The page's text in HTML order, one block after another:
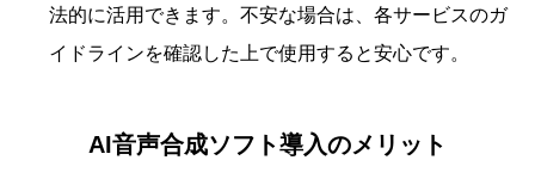
法的に活用できます。不安な場合は、各サービスのガ
イドラインを確認した上で使用すると安心です。
AI音声合成ソフト導入のメリット